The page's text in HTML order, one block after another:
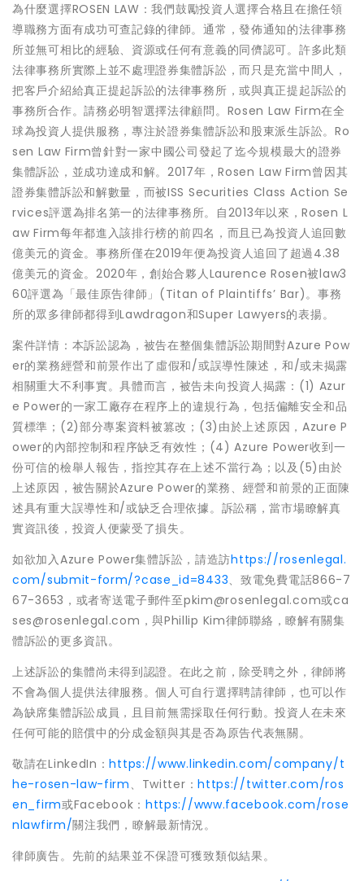
為什麼選擇ROSEN LAW：我們鼓勵投資人選擇合格且在擔任領
導職務方面有成功可查記錄的律師。通常，發佈通知的法律事務
所並無可相比的經驗、資源或任何有意義的同儕認可。許多此類
法律事務所實際上並不處理證券集體訴訟，而只是充當中間人，
把客戶介紹給真正提起訴訟的法律事務所，或與真正提起訴訟的
事務所合作。請務必明智選擇法律顧問。Rosen Law Firm在全
球為投資人提供服務，專注於證券集體訴訟和股東派生訴訟。Ro
sen Law Firm曾針對一家中國公司發起了迄今規模最大的證券
集體訴訟，並成功達成和解。2017年，Rosen Law Firm曾因其
證券集體訴訟和解數量，而被ISS Securities Class Action Se
rvices評選為排名第一的法律事務所。自2013年以來，Rosen L
aw Firm每年都進入該排行榜的前四名，而且已為投資人追回數
億美元的資金。事務所僅在2019年便為投資人追回了超過4.38
億美元的資金。2020年，創始合夥人Laurence Rosen被law3
60評選為「最佳原告律師」(Titan of Plaintiffs’ Bar)。事務
所的眾多律師都得到Lawdragon和Super Lawyers的表揚。
案件詳情：本訴訟認為，被告在整個集體訴訟期間對Azure Pow
er的業務經營和前景作出了虛假和/或誤導性陳述，和/或未揭露
相關重大不利事實。具體而言，被告未向投資人揭露：(1) Azur
e Power的一家工廠存在程序上的違規行為，包括偏離安全和品
質標準；(2)部分專案資料被篡改；(3)由於上述原因，Azure P
ower的內部控制和程序缺乏有效性；(4) Azure Power收到一
份可信的檢舉人報告，指控其存在上述不當行為；以及(5)由於
上述原因，被告關於Azure Power的業務、經營和前景的正面陳
述具有重大誤導性和/或缺乏合理依據。訴訟稱，當市場瞭解真
實資訊後，投資人便蒙受了損失。
如欲加入Azure Power集體訴訟，請造訪https://rosenlegal.
com/submit-form/?case_id=8433、致電免費電話866-7
67-3653，或者寄送電子郵件至pkim@rosenlegal.com或ca
ses@rosenlegal.com，與Phillip Kim律師聯絡，瞭解有關集
體訴訟的更多資訊。
上述訴訟的集體尚未得到認證。在此之前，除受聘之外，律師將
不會為個人提供法律服務。個人可自行選擇聘請律師，也可以作
為缺席集體訴訟成員，且目前無需採取任何行動。投資人在未來
任何可能的賠償中的分成金額與其是否為原告代表無關。
敬請在LinkedIn：https://www.linkedin.com/company/t
he-rosen-law-firm 、Twitter：https://twitter.com/ros
en_firm或Facebook： https://www.facebook.com/rose
nlawfirm/關注我們，瞭解最新情況。
律師廣告。先前的結果並不保證可獲致類似結果。